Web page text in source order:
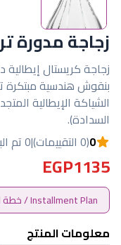
زجاجة مدورة
زجاجة كريستال
بنقوش هندسية مبتكرة
الشياكة الإيطالية
السدادة).
0(0 التقييمات) |0 تم البيع
EGP1135
Installment Plan / خطة التقسيط
معلومات المنتج